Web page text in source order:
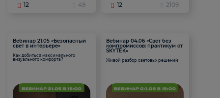
12 49 12 2109
Вебинар 21.05 «Безопасный
свет в интерьере»
Как добиться максимального
визуального комфорта?
Вебинар 04.06 «Свет без
компромиссов: практикум от
SKYTEK»
Живой разбор световых решений